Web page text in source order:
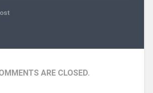
ARE CLOSED.